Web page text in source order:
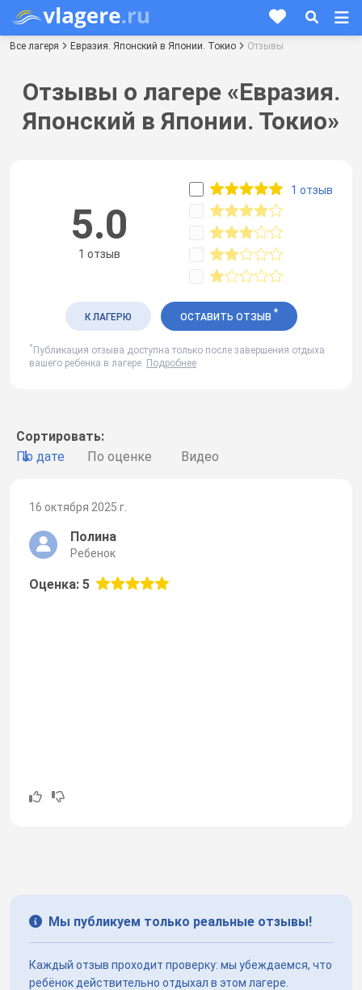
Все лагеря Евразия. Японский в Японии. Токио Отзывы
Отзывы о лагере «Евразия.
Японский в Японии. Токио»
Сортировать:
По дате
По оценке Видео
16 октября 2025 г.
Полина
Ребенок
Оценка: 5
5.0
1 отзыв
1 отзыв
К ЛАГЕРЮ ОСТАВИТЬ ОТЗЫВ *
* Публикация отзыва доступна только после завершения отдыха
вашего ребенка в лагере. Подробнее
Мы публикуем только реальные отзывы!
Каждый отзыв проходит проверку: мы убеждаемся, что
ребёнок действительно отдыхал в этом лагере.